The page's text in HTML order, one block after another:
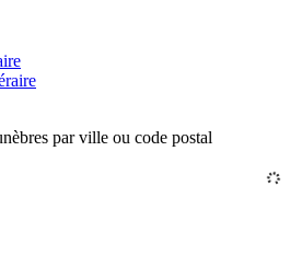
par ville ou code postal